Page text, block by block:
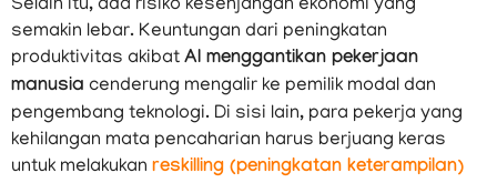
Selain itu, ada risiko kesenjangan ekonomi yang
semakin lebar. Keuntungan dari peningkatan
produktivitas akibat AI menggantikan pekerjaan
manusia cenderung mengalir ke pemilik modal dan
pengembang teknologi. Di sisi lain, para pekerja yang
kehilangan mata pencaharian harus berjuang keras
untuk melakukan reskilling (peningkatan keterampilan)